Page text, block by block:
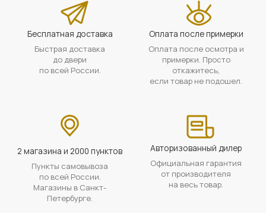
Бесплатная доставка
Быстрая доставка
до двери
по всей России.
Оплата после примерки
Оплата после осмотра и
примерки. Просто
откажитесь,
если товар не подошел.
2 магазина и 2000 пунктов
Пункты самовывоза
по всей России.
Магазины в Санкт-
Петербурге.
Авторизованный дилер
Официальная гарантия
от производителя
на весь товар.